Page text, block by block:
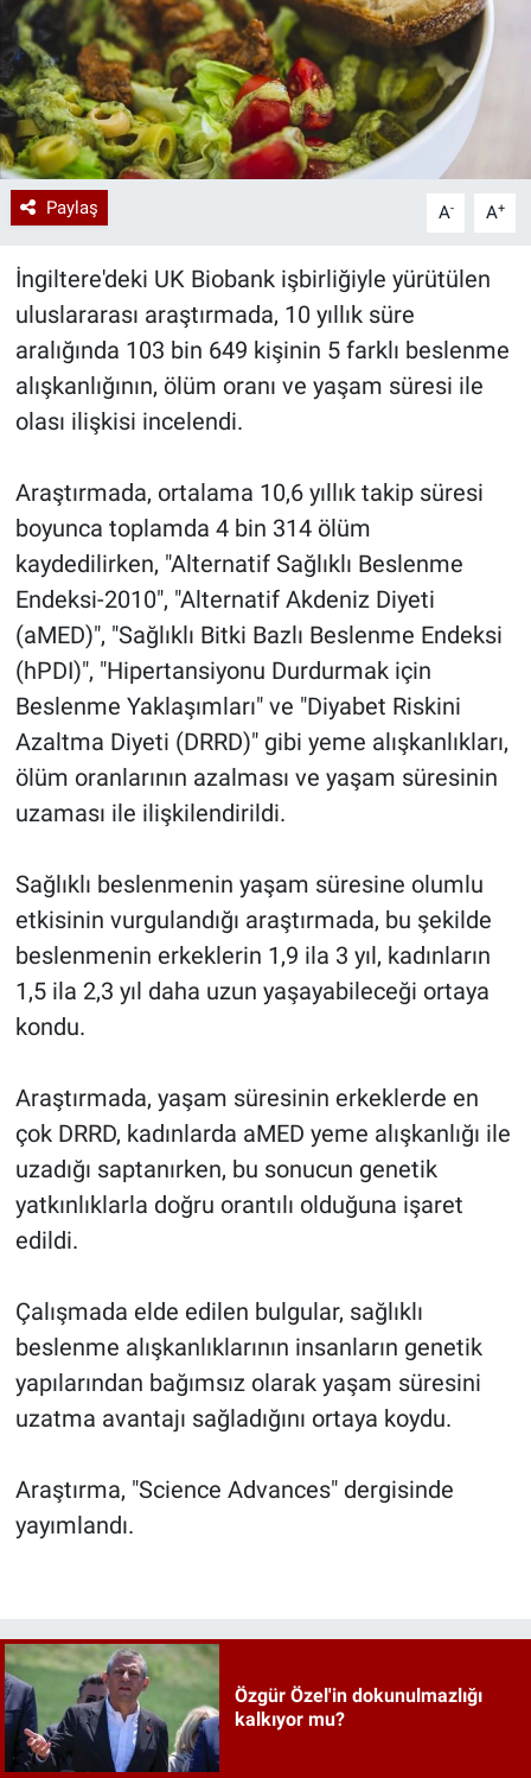
Paylaş A- A+
İngiltere'deki UK Biobank işbirliğiyle yürütülen
uluslararası araştırmada, 10 yıllık süre
aralığında 103 bin 649 kişinin 5 farklı beslenme
alışkanlığının, ölüm oranı ve yaşam süresi ile
olası ilişkisi incelendi.
Araştırmada, ortalama 10,6 yıllık takip süresi
boyunca toplamda 4 bin 314 ölüm
kaydedilirken, "Alternatif Sağlıklı Beslenme
Endeksi-2010", "Alternatif Akdeniz Diyeti
(aMED)", "Sağlıklı Bitki Bazlı Beslenme Endeksi
(hPDI)", "Hipertansiyonu Durdurmak için
Beslenme Yaklaşımları" ve "Diyabet Riskini
Azaltma Diyeti (DRRD)" gibi yeme alışkanlıkları,
ölüm oranlarının azalması ve yaşam süresinin
uzaması ile ilişkilendirildi.
Sağlıklı beslenmenin yaşam süresine olumlu
etkisinin vurgulandığı araştırmada, bu şekilde
beslenmenin erkeklerin 1,9 ila 3 yıl, kadınların
1,5 ila 2,3 yıl daha uzun yaşayabileceği ortaya
kondu.
Araştırmada, yaşam süresinin erkeklerde en
çok DRRD, kadınlarda aMED yeme alışkanlığı ile
uzadığı saptanırken, bu sonucun genetik
yatkınlıklarla doğru orantılı olduğuna işaret
edildi.
Çalışmada elde edilen bulgular, sağlıklı
beslenme alışkanlıklarının insanların genetik
yapılarından bağımsız olarak yaşam süresini
uzatma avantajı sağladığını ortaya koydu.
Araştırma, "Science Advances" dergisinde
yayımlandı.
Özgür Özel'in dokunulmazlığı
kalkıyor mu?
Erişim Bilgileri
Sağlık
Teknoloji
Ramazan